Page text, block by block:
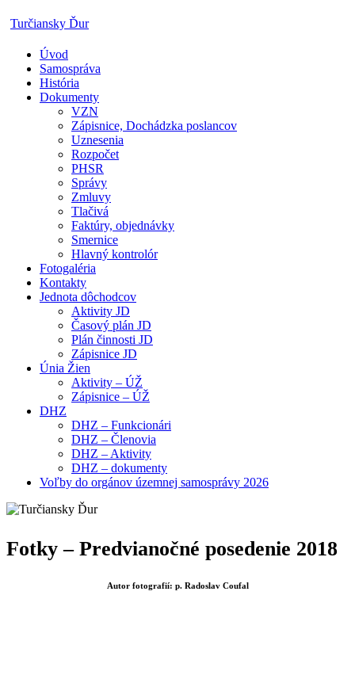
Skip
to
content
Turčiansky Ďur
Oficiálne
stránky
obce
Turčiansky
Úvod
Samospráva
História
Dokumenty
VZN
Zápisnice, Dochádzka poslancov
Uznesenia
Rozpočet
PHSR
Správy
Zmluvy
Tlačivá
Faktúry, objednávky
Smernice
Hlavný kontrolór
Fotogaléria
Kontakty
Jednota dôchodcov
Aktivity JD
Časový plán JD
Plán činnosti JD
Zápisnice JD
Únia Žien
Aktivity – ÚŽ
Zápisnice – ÚŽ
DHZ
DHZ – Funkcionári
DHZ – Členovia
DHZ – Aktivity
DHZ – dokumenty
Voľby do orgánov územnej samosprávy 2026
Fotky – Predvianočné posedenie 2018
Autor fotografií: p. Radoslav Coufal